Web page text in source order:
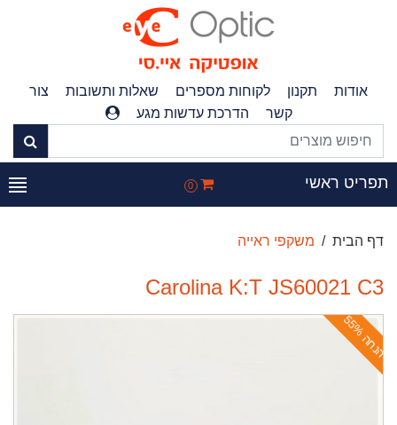
אודות תקנון לקוחות מספרים שאלות ותשובות
צור
קשר
הדרכת עדשות מגע
ראשי 0
דף הבית משקפי ראייה
Carolina K:T JS60021 C3
ה
נ
ח
ה
5
5